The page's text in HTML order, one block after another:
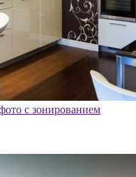
с зонированием